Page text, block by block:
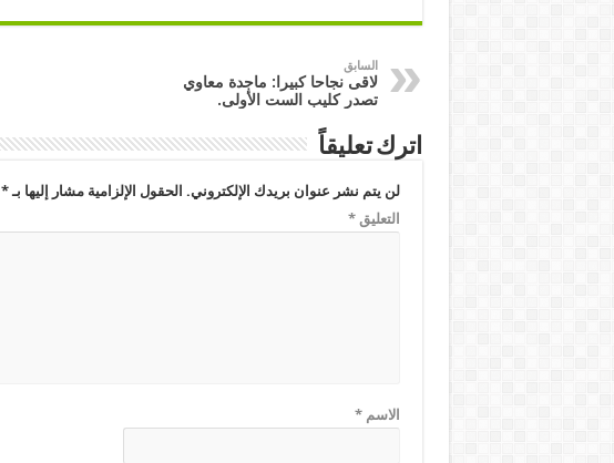
السابق
لاقى نجاحا كبيرا: ماجدة معاوي
تصدر كليب الست الأولى.
اترك تعليقاً
لن يتم نشر عنوان بريدك الإلكتروني. الحقول الإلزامية مشار إليها بـ*
التعليق*
الاسم*